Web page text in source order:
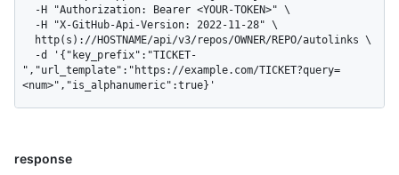
","url_template":"https://example.com/TICKET?query=
<num>","is_alphanumeric":true}'
response